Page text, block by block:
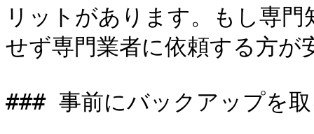
リットがあります。もし専
せず専門業者に依頼する方が
### 事前にバックアップを